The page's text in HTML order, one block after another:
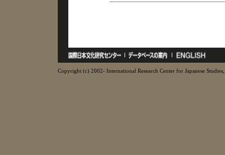
Copyright (c) 2002- International Research Center for Japanese